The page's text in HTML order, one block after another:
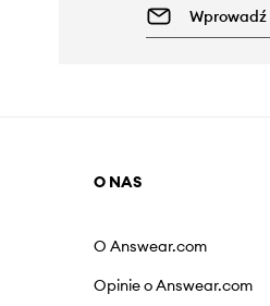
O NAS
O Answear.com
Opinie o Answear.com